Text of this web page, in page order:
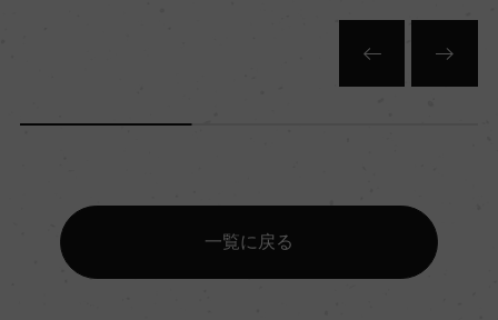
一覧に戻る